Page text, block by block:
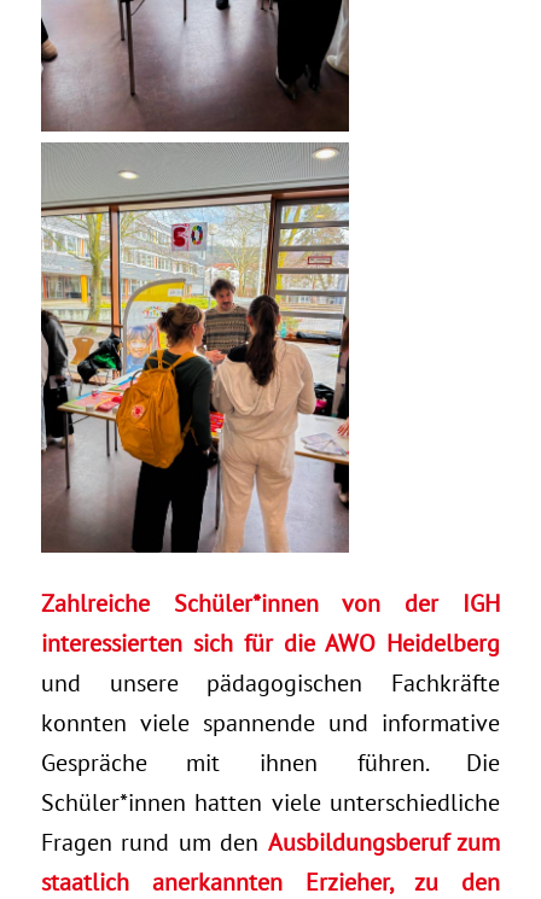
Zahlreiche Schüler*innen von der IGH
interessierten sich für die AWO Heidelberg
und unsere pädagogischen Fachkräfte
konnten viele spannende und informative
Gespräche mit ihnen führen. Die
Schüler*innen hatten viele unterschiedliche
Fragen rund um den Ausbildungsberuf zum
staatlich anerkannten Erzieher, zu den